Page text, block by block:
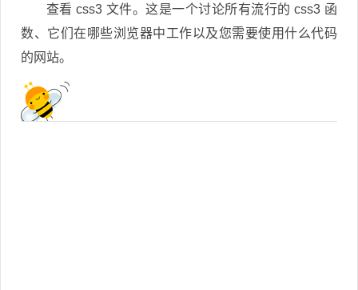
查看 css3 文件。这是一个讨论所有流行的 css3 函
数、它们在哪些浏览器中工作以及您需要使用什么代码
的网站。